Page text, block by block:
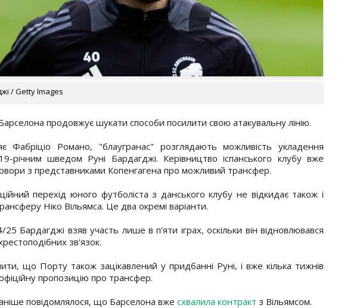
/ Getty Images
продовжує шукати способи посилити свою атакувальну лінію.
Фабріціо Романо, "блаугранас" розглядають можливість укладення
річним шведом Руні Бардагджі. Керівництво іспанського клубу вже
з представниками Копенгагена про можливий трансфер.
перехід юного футболіста з данського клубу не відкидає також і
Ніко Вільямса. Це два окремі варіанти.
25 Бардагджі взяв участь лише в п'яти іграх, оскільки він відновлювався
зв'язок.
що Порту також зацікавлений у придбанні Руні, і вже кілька тижнів
пропозицію про трансфер.
повідомлялося, що Барселона вже схвалила контракт з Вільямсом.